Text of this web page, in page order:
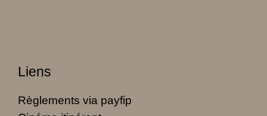
Liens
Règlements via payfip